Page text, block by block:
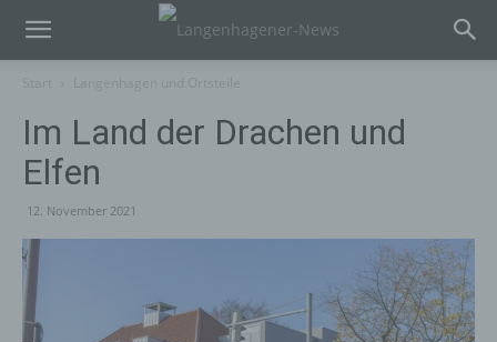
Im Land der Drachen und
Elfen
12. November 2021